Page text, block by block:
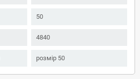
50
4840
розмір 50